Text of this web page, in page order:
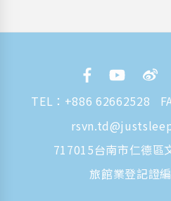
TEL： +886 62662528
717015台南市仁德區
旅館業登記證